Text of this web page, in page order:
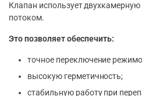
Клапан использует двухкамерную
потоком.
Это позволяет обеспечить:
точное переключение
высокую герметичность;
стабильную работу при